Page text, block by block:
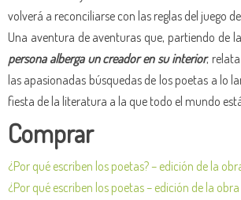
volverá a reconciliarse con las reglas del juego
Una aventura de aventuras que, partiendo de
persona alberga un creador en su interior,
las apasionadas búsquedas de los poetas a lo
fiesta de la literatura a la que todo el mundo
Comprar
¿Por qué escriben los poetas? – edición de la
¿Por qué escriben los poetas – edición de la